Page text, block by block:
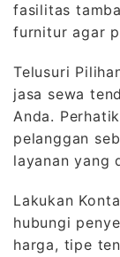
fasilitas
furnitur agar
Telusuri
jasa sewa
Anda.
pelanggan
layanan yang
Lakukan
hubungi
harga, tipe